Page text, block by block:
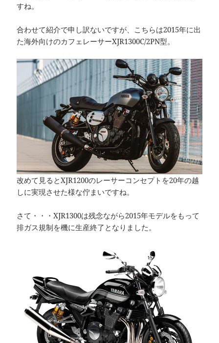
すね。
合わせて紹介で申し訳ないですが、こちらは2015年に出
た海外向けのカフェレーサーXJR1300C/2PN型。
改めて見るとXJR1200のレーサーコンセプトを20年の越
しに実現させた様な佇まいですね。
さて・・・XJR1300は残念ながら2015年モデルをもって
排ガス規制を機に生産終了となりました。